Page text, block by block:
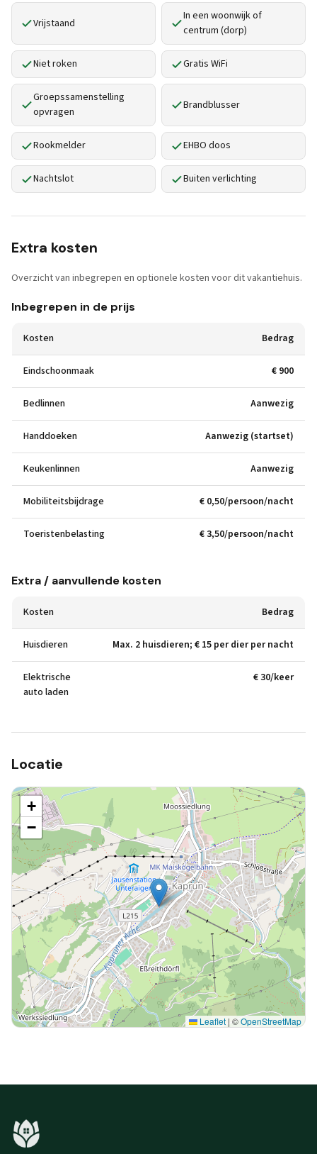
Vrijstaand
In een woonwijk of
centrum (dorp)
Niet roken Gratis WiFi
Groepssamenstelling
opvragen
Brandblusser
Rookmelder EHBO doos
Nachtslot Buiten verlichting
Extra kosten
Overzicht van inbegrepen en optionele kosten voor dit vakantiehuis.
Inbegrepen in de prijs
Kosten Bedrag
Eindschoonmaak € 900
Bedlinnen Aanwezig
Handdoeken Aanwezig (startset)
Keukenlinnen Aanwezig
Mobiliteitsbijdrage € 0,50/persoon/nacht
Toeristenbelasting € 3,50/persoon/nacht
Extra / aanvullende kosten
Kosten Bedrag
Huisdieren Max. 2 huisdieren; € 15 per dier per nacht
Elektrische
auto laden
€ 30/keer
Locatie
+
−
Leaflet | ©OpenStreetMap